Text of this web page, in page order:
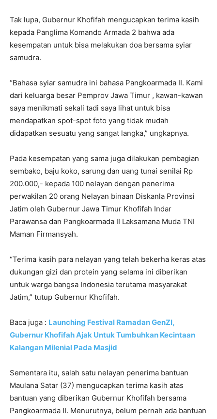
Tak lupa, Gubernur Khofifah mengucapkan terima kasih
kepada Panglima Komando Armada 2 bahwa ada
kesempatan untuk bisa melakukan doa bersama syiar
samudra.
“Bahasa syiar samudra ini bahasa Pangkoarmada II. Kami
dari keluarga besar Pemprov Jawa Timur , kawan-kawan
saya menikmati sekali tadi saya lihat untuk bisa
mendapatkan spot-spot foto yang tidak mudah
didapatkan sesuatu yang sangat langka,” ungkapnya.
Pada kesempatan yang sama juga dilakukan pembagian
sembako, baju koko, sarung dan uang tunai senilai Rp
200.000,- kepada 100 nelayan dengan penerima
perwakilan 20 orang Nelayan binaan Diskanla Provinsi
Jatim oleh Gubernur Jawa Timur Khofifah Indar
Parawansa dan Pangkoarmada II Laksamana Muda TNI
Maman Firmansyah.
“Terima kasih para nelayan yang telah bekerha keras atas
dukungan gizi dan protein yang selama ini diberikan
untuk warga bangsa Indonesia terutama masyarakat
Jatim,” tutup Gubernur Khofifah.
Baca juga : Launching Festival Ramadan GenZI,
Gubernur Khofifah Ajak Untuk Tumbuhkan Kecintaan
Kalangan Milenial Pada Masjid
Sementara itu, salah satu nelayan penerima bantuan
Maulana Satar (37) mengucapkan terima kasih atas
bantuan yang diberikan Gubernur Khofifah bersama
Pangkoarmada II. Menurutnya, belum pernah ada bantuan